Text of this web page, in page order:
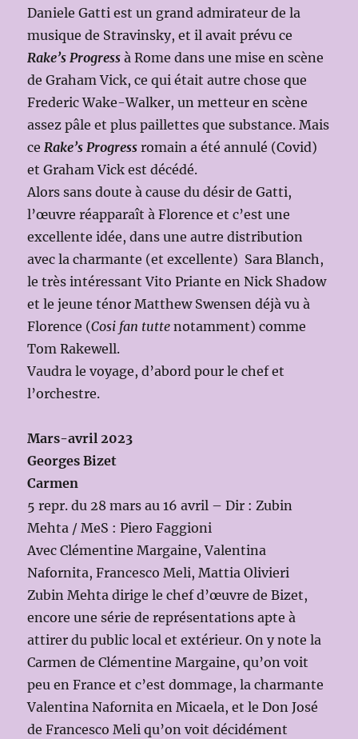
Daniele Gatti est un grand admirateur de la
musique de Stravinsky, et il avait prévu ce
Rake’s Progress à Rome dans une mise en scène
de Graham Vick, ce qui était autre chose que
Frederic Wake-Walker, un metteur en scène
assez pâle et plus paillettes que substance. Mais
ceRake’s Progressromain a été annulé (Covid)
et Graham Vick est décédé.
Alors sans doute à cause du désir de Gatti,
l’œuvre réapparaît à Florence et c’est une
excellente idée, dans une autre distribution
avec la charmante (et excellente) Sara Blanch,
le très intéressant Vito Priante en Nick Shadow
et le jeune ténor Matthew Swensen déjà vu à
Florence (Cosi fan tutte notamment) comme
Tom Rakewell.
Vaudra le voyage, d’abord pour le chef et
l’orchestre.
Mars-avril 2023
Georges Bizet
Carmen
5 repr. du 28 mars au 16 avril – Dir : Zubin
Mehta / MeS : Piero Faggioni
Avec Clémentine Margaine, Valentina
Nafornita, Francesco Meli, Mattia Olivieri
Zubin Mehta dirige le chef d’œuvre de Bizet,
encore une série de représentations apte à
attirer du public local et extérieur. On y note la
Carmen de Clémentine Margaine, qu’on voit
peu en France et c’est dommage, la charmante
Valentina Nafornita en Micaela, et le Don José
de Francesco Meli qu’on voit décidément